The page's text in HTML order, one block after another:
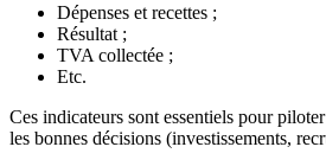
Dépenses et recettes ;
Résultat ;
TVA collectée ;
Etc.
Ces indicateurs sont essentiels pour
les bonnes décisions (investissements,